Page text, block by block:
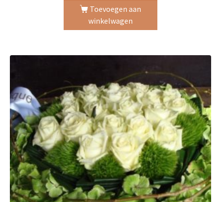
Toevoegen aan
winkelwagen